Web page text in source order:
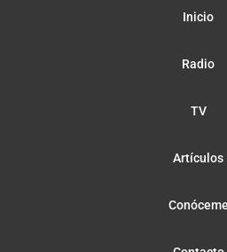
Inicio
Radio
TV
Artículos
Conóceme